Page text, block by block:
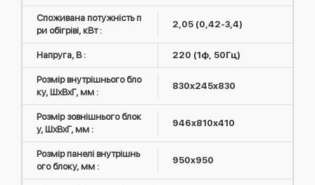
Споживана потужність п
ри обігріві, кВт :
2,05 (0,42-3,4)
Напруга, В : 220 (1ф, 50Гц)
Розмір внутрішнього бло
ку, ШxВxГ, мм :
830x245x830
Розмір зовнішнього блок
у, ШxВxГ, мм :
946х810х410
Розмір панелі внутрішнь
ого блоку, мм :
950x950